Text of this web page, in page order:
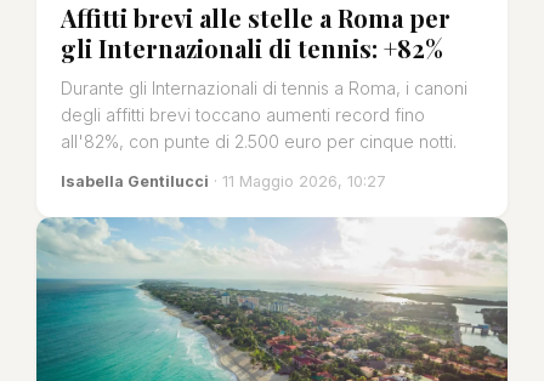
Affitti brevi alle stelle a Roma per
gli Internazionali di tennis: +82%
Durante gli Internazionali di tennis a Roma, i canoni
degli affitti brevi toccano aumenti record fino
all'82%, con punte di 2.500 euro per cinque notti.
Isabella Gentilucci · 11 Maggio 2026, 10:27